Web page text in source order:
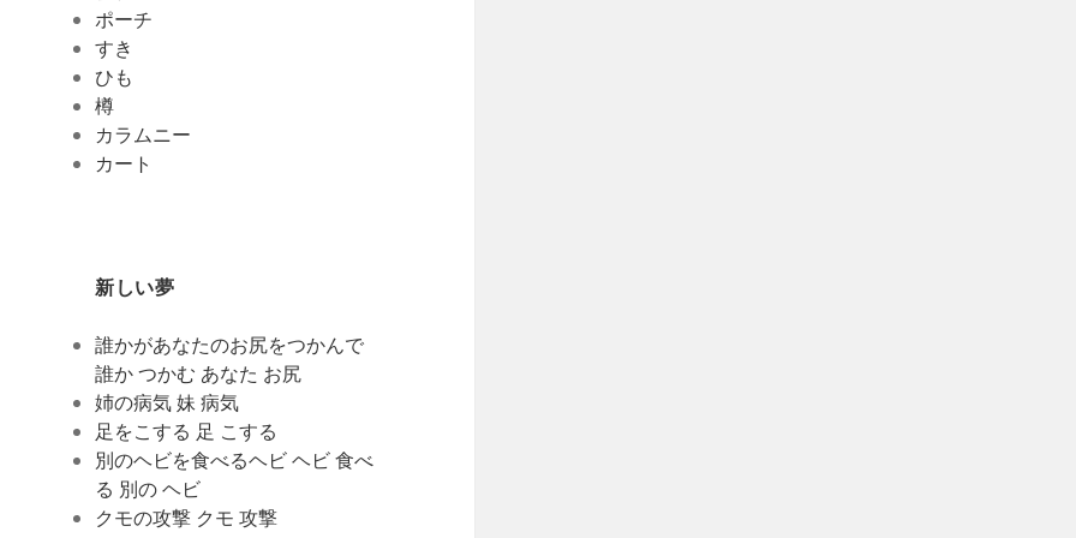
ポーチ
すき
ひも
樽
カラムニー
カート
新しい夢
誰かがあなたのお尻をつかんで
誰か つかむ あなた お尻
姉の病気 妹 病気
足をこする 足 こする
別のヘビを食べるヘビ ヘビ 食べ
る 別の ヘビ
クモの攻撃 クモ 攻撃